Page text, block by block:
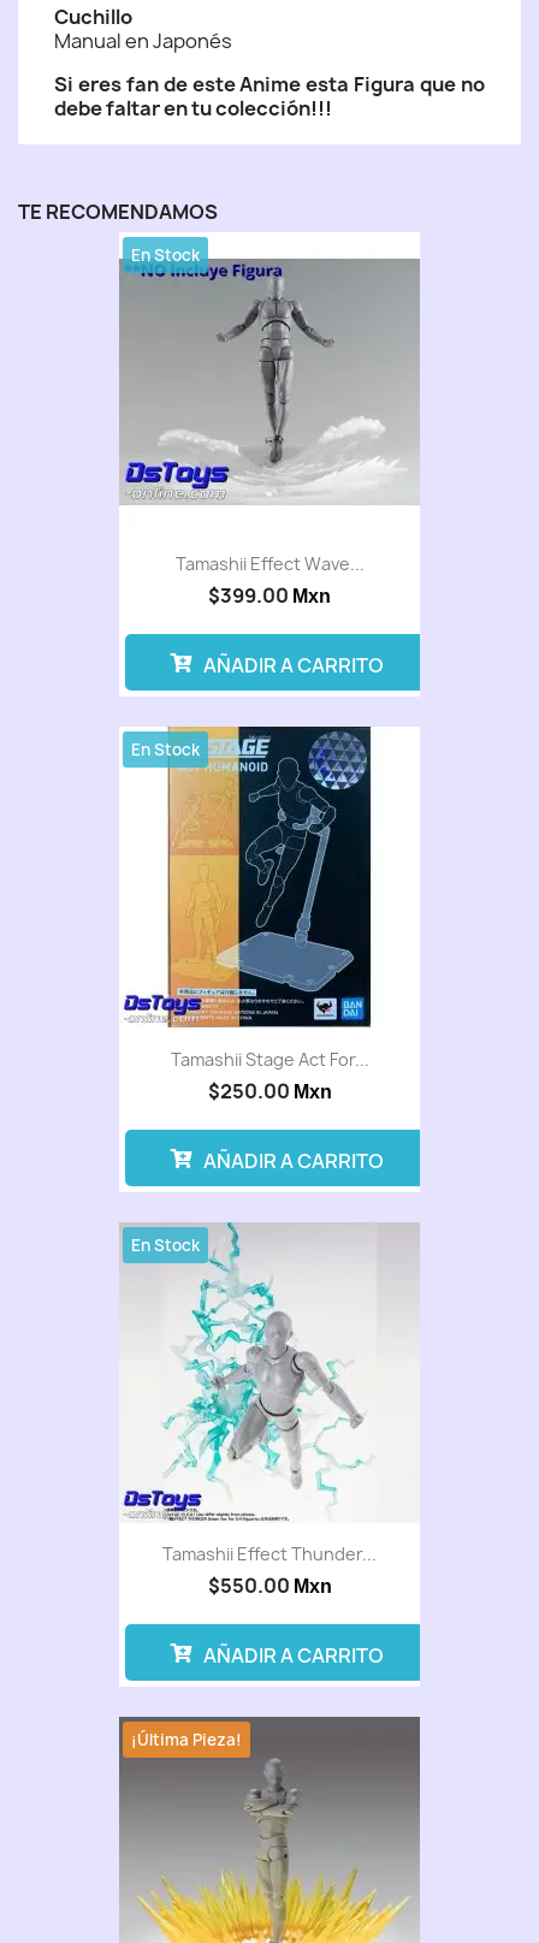
Cuchillo
Manual en Japonés
Si eres fan de este Anime esta Figura que no
debe faltar en tu colección!!!
TE RECOMENDAMOS
Tamashii Effect Wave...
$399.00 Mxn
En Stock
AÑADIR A CARRITO
Tamashii Stage Act For...
$250.00 Mxn
En Stock
AÑADIR A CARRITO
Tamashii Effect Thunder...
$550.00 Mxn
En Stock
AÑADIR A CARRITO
¡Última Pieza!